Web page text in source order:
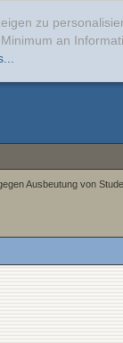
zu
an
Ausbeutung von